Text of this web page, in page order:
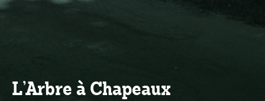
L’Arbre à Chapeaux